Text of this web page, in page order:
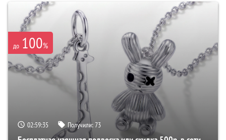
до 100%
02:59:35 Получили:73